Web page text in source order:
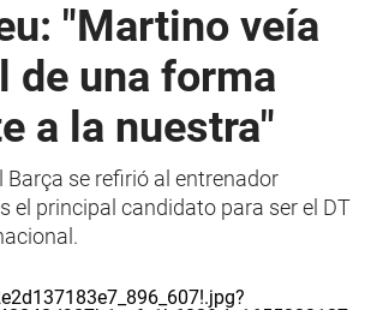
"Martino veía
de una forma
a la nuestra"
Barça se refirió al entrenador
el principal candidato para ser el DT